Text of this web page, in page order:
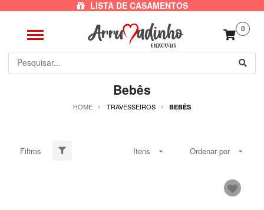
LISTA DE CASAMENTOS
0
Bebês
HOME TRAVESSEIROS BEBÊS
Filtros Itens Ordenar por